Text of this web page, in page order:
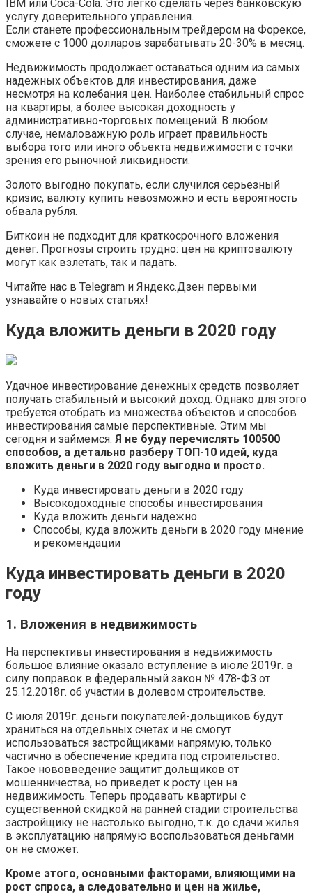
IBM или Coca-Cola. Это легко сделать через банковскую
услугу доверительного управления.
Если станете профессиональным трейдером на Форексе,
сможете с 1000 долларов зарабатывать 20-30% в месяц.
Недвижимость продолжает оставаться одним из самых
надежных объектов для инвестирования, даже
несмотря на колебания цен. Наиболее стабильный спрос
на квартиры, а более высокая доходность у
административно-торговых помещений. В любом
случае, немаловажную роль играет правильность
выбора того или иного объекта недвижимости с точки
зрения его рыночной ликвидности.
Золото выгодно покупать, если случился серьезный
кризис, валюту купить невозможно и есть вероятность
обвала рубля.
Биткоин не подходит для краткосрочного вложения
денег. Прогнозы строить трудно: цен на криптовалюту
могут как взлетать, так и падать.
Читайте нас в Telegram и Яндекс.Дзен первыми
узнавайте о новых статьях!
Куда вложить деньги в 2020 году
Удачное инвестирование денежных средств позволяет
получать стабильный и высокий доход. Однако для этого
требуется отобрать из множества объектов и способов
инвестирования самые перспективные. Этим мы
сегодня и займемся. Я не буду перечислять 100500
способов, а детально разберу ТОП-10 идей, куда
вложить деньги в 2020 году выгодно и просто.
Куда инвестировать деньги в 2020 году
Высокодоходные способы инвестирования
Куда вложить деньги надежно
Способы, куда вложить деньги в 2020 году мнение
и рекомендации
Куда инвестировать деньги в 2020
году
1. Вложения в недвижимость
На перспективы инвестирования в недвижимость
большое влияние оказало вступление в июле 2019г. в
силу поправок в федеральный закон № 478-ФЗ от
25.12.2018г. об участии в долевом строительстве.
С июля 2019г. деньги покупателей-дольщиков будут
храниться на отдельных счетах и не смогут
использоваться застройщиками напрямую, только
частично в обеспечение кредита под строительство.
Такое нововведение защитит дольщиков от
мошенничества, но приведет к росту цен на
недвижимость. Теперь продавать квартиры с
существенной скидкой на ранней стадии строительства
застройщику не настолько выгодно, т.к. до сдачи жилья
в эксплуатацию напрямую воспользоваться деньгами
он не сможет.
Кроме этого, основными факторами, влияющими на
рост спроса, а следовательно и цен на жилье,